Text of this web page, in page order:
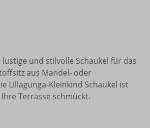
und stilvolle Schaukel für das
aus Mandel- oder
Lillagunga-Kleinkind Schaukel ist
Terrasse schmückt.